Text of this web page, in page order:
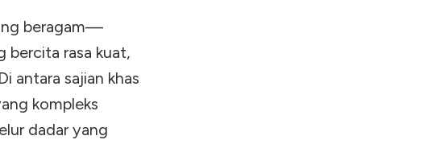
beragam—
bercita rasa kuat,
antara sajian khas
kompleks
dadar yang